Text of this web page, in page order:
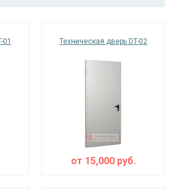
409-24-70
01 Техническая дверь DT-02
от 15,000руб.